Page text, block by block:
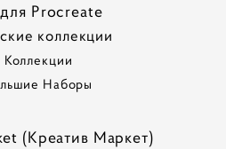
Procreate
коллекции
Коллекции
Наборы
(Креатив Маркет)